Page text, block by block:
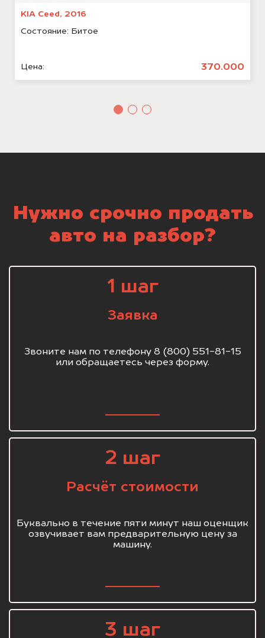
KIA Ceed, 2016
Состояние: Битое
Цена: 370.000
Нужно срочно продать
авто на разбор?
1 шаг
Заявка
Звоните нам по телефону 8 (800) 551-81-15
или обращаетесь через форму.
2 шаг
Расчёт стоимости
Буквально в течение пяти минут наш оценщик
озвучивает вам предварительную цену за
машину.
3 шаг